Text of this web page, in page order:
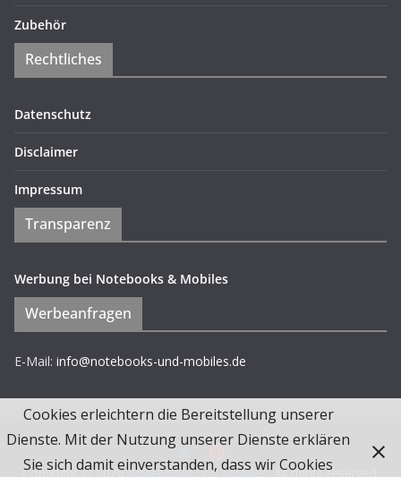
Zubehör
Rechtliches
Datenschutz
Disclaimer
Impressum
Transparenz
Werbung bei Notebooks & Mobiles
Werbeanfragen
E-Mail: info@notebooks-und-mobiles.de
Copyright © 2026Notebooks und Mobiles. All rights reserved.
Cookies erleichtern die Bereitstellung unserer
Dienste. Mit der Nutzung unserer Dienste erklären
Sie sich damit einverstanden, dass wir Cookies